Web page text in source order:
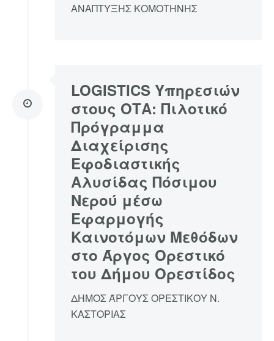
ΑΝΑΠΤΥΞΗΣ ΚΟΜΟΤΗΝΗΣ
LOGISTICS Υπηρεσιών
στους ΟΤΑ: Πιλοτικό
Πρόγραμμα
Διαχείρισης
Εφοδιαστικής
Αλυσίδας Πόσιμου
Νερού μέσω
Εφαρμογής
Καινοτόμων Μεθόδων
στο Άργος Ορεστικό
του Δήμου Ορεστίδος
ΔΗΜΟΣ ΆΡΓΟΥΣ ΟΡΕΣΤΙΚΟΥ Ν.
ΚΑΣΤΟΡΙΑΣ